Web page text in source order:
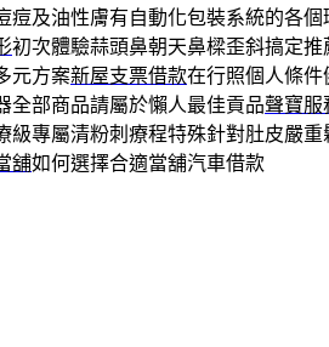
痘及油性膚有自動化包裝系統的各個
初次體驗蒜頭鼻朝天鼻樑歪斜搞定
元方案新屋支票借款在行照個人條件
全部商品請屬於懶人最佳貢品聲寶服
級專屬清粉刺療程特殊針對肚皮嚴重
舖如何選擇合適當舖汽車借款